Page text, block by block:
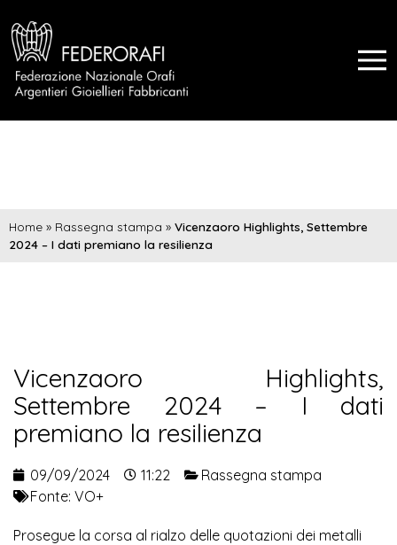
Home » Rassegna stampa » Vicenzaoro Highlights, Settembre
2024 – I dati premiano la resilienza
Vicenzaoro Highlights,
Settembre 2024 – I dati
premiano la resilienza
09/09/2024 11:22
Rassegna stampa
Fonte: VO+
Prosegue la corsa al rialzo delle quotazioni dei metalli